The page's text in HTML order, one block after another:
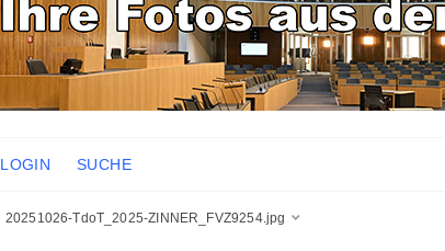
20251026-TdoT_2025-ZINNER_FVZ9254.jpg
LOGIN SUCHE